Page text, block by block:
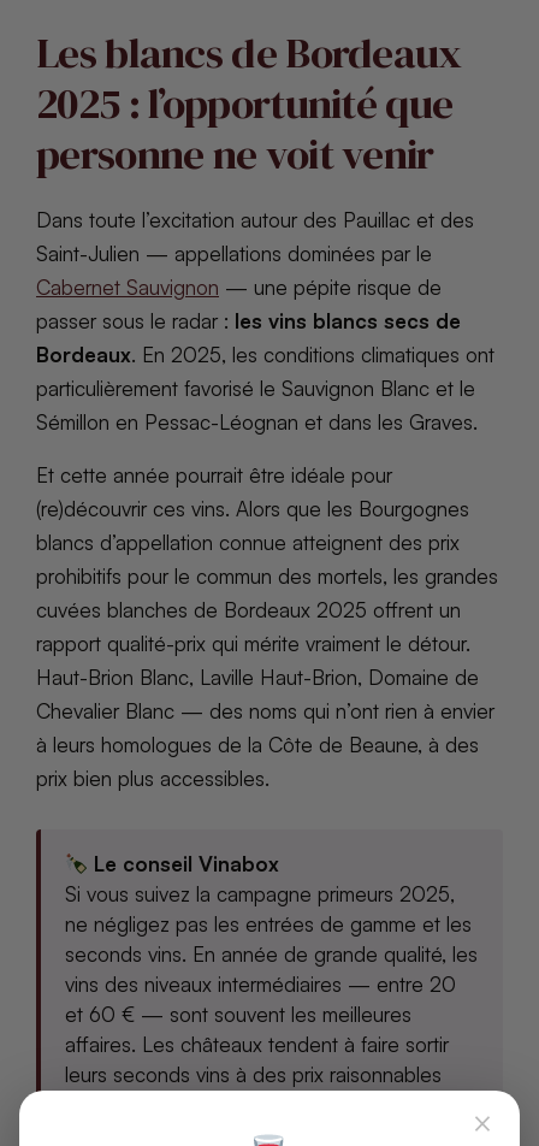
Les blancs de Bordeaux
2025 : l’opportunité que
personne ne voit venir
Dans toute l’excitation autour des Pauillac et des
Saint-Julien — appellations dominées par le
Cabernet Sauvignon — une pépite risque de
passer sous le radar : les vins blancs secs de
Bordeaux. En 2025, les conditions climatiques ont
particulièrement favorisé le Sauvignon Blanc et le
Sémillon en Pessac-Léognan et dans les Graves.
Et cette année pourrait être idéale pour
(re)découvrir ces vins. Alors que les Bourgognes
blancs d’appellation connue atteignent des prix
prohibitifs pour le commun des mortels, les grandes
cuvées blanches de Bordeaux 2025 offrent un
rapport qualité-prix qui mérite vraiment le détour.
Haut-Brion Blanc, Laville Haut-Brion, Domaine de
Chevalier Blanc — des noms qui n’ont rien à envier
à leurs homologues de la Côte de Beaune, à des
prix bien plus accessibles.
Le conseil Vinabox
Si vous suivez la campagne primeurs 2025,
ne négligez pas les entrées de gamme et les
seconds vins. En année de grande qualité, les
vins des niveaux intermédiaires — entre 20
et 60 € — sont souvent les meilleures
affaires. Les châteaux tendent à faire sortir
leurs seconds vins à des prix raisonnables
×